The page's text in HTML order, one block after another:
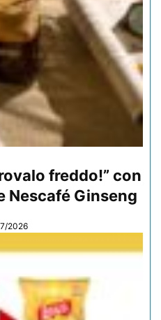
freddo!” con
Nescafé Ginseng
2026